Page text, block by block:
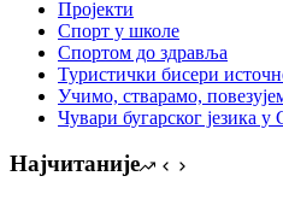
Пројекти
Спорт у школе
Спортом до здравља
Туристички бисери
Учимо, стварамо,
Чувари бугарског језика у
Најчитаније